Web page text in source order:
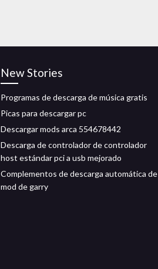
New Stories
Programas de descarga de música gratis
Picas para descargar pc
Descargar mods arca 554678442
Descarga de controlador de controlador
host estándar pci a usb mejorado
Complementos de descarga automática de
mod de garry